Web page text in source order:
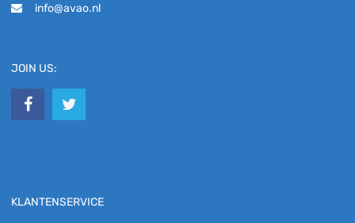
info@avao.nl
JOIN US:
KLANTENSERVICE